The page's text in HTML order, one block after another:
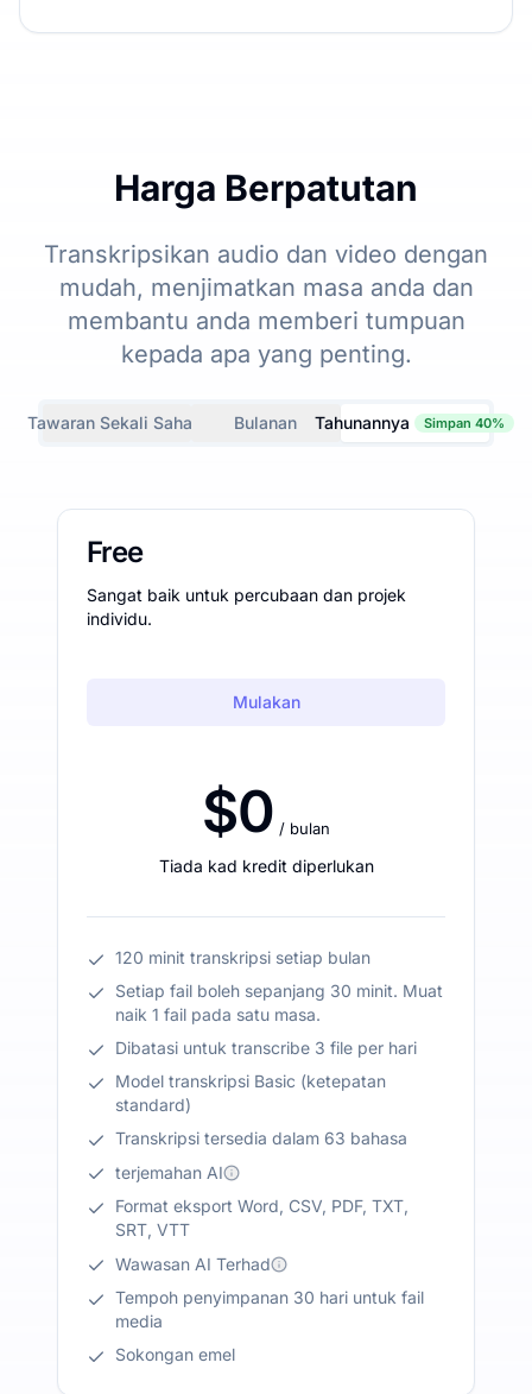
Harga Berpatutan
Transkripsikan audio dan video dengan
mudah, menjimatkan masa anda dan
membantu anda memberi tumpuan
kepada apa yang penting.
Tawaran Sekali Sahaja Bulanan Tahunannya Simpan 40%
Free
Sangat baik untuk percubaan dan projek
individu.
Mulakan
$0 / bulan
Tiada kad kredit diperlukan
120 minit transkripsi setiap bulan
Setiap fail boleh sepanjang 30 minit. Muat
naik 1 fail pada satu masa.
Dibatasi untuk transcribe 3 file per hari
Model transkripsi Basic (ketepatan
standard)
Transkripsi tersedia dalam 63 bahasa
terjemahan AI
Format eksport Word, CSV, PDF, TXT,
SRT, VTT
Wawasan AI Terhad
Tempoh penyimpanan 30 hari untuk fail
media
Sokongan emel